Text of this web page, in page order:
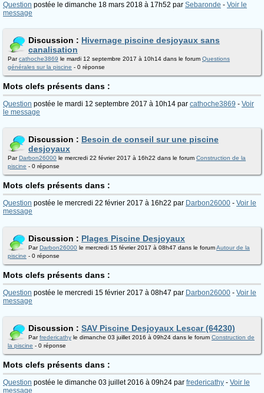
Question postée le dimanche 18 mars 2018 à 17h52 par Sebaronde - Voir le
message
Discussion : Hivernage piscine desjoyaux sans
canalisation
Parcathoche3869 le mardi 12 septembre 2017 à 10h14 dans le forum Questions
générales sur la piscine - 0 réponse
Mots clefs présents dans :
Question postée le mardi 12 septembre 2017 à 10h14 par cathoche3869 - Voir
le message
Discussion : Besoin de conseil sur une piscine
desjoyaux
ParDarbon26000 le mercredi 22 février 2017 à 16h22 dans le forum Construction de la
piscine - 0 réponse
Mots clefs présents dans :
Question postée le mercredi 22 février 2017 à 16h22 par Darbon26000 - Voir le
message
Discussion : Plages Piscine Desjoyaux
ParDarbon26000 le mercredi 15 février 2017 à 08h47 dans le forumAutour de la
piscine - 0 réponse
Mots clefs présents dans :
Question postée le mercredi 15 février 2017 à 08h47 par Darbon26000 - Voir le
message
Discussion : SAV Piscine Desjoyaux Lescar (64230)
Parfredericathy le dimanche 03 juillet 2016 à 09h24 dans le forum Construction de
la piscine - 0 réponse
Mots clefs présents dans :
Question postée le dimanche 03 juillet 2016 à 09h24 par fredericathy - Voir le
message